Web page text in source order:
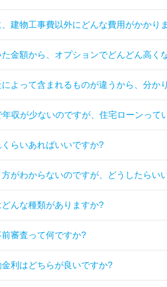
建物工事費以外にどんな費用がかかり
金額から、オプションでどんどん高く
よって含まれるものが違うから、分か
年収が少ないのですが、住宅ローンって
らいあればいいですか?
がわからないのですが、どうしたらい
んな種類がありますか?
審査って何ですか?
利はどちらが良いですか?